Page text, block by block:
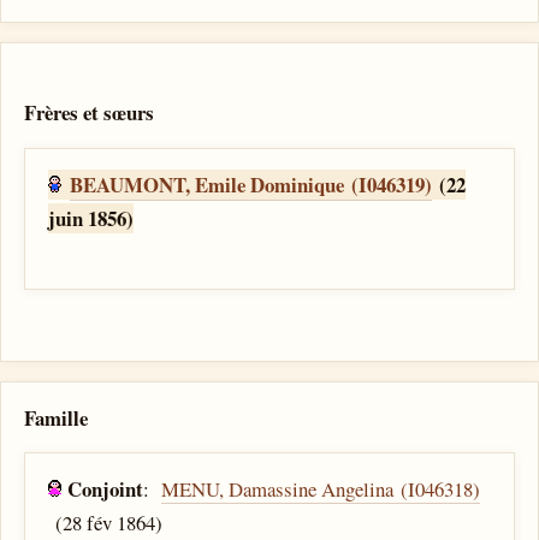
Frères et sœurs
BEAUMONT, Emile Dominique (I046319) (22
juin 1856)
Famille
Conjoint:MENU, Damassine Angelina (I046318)
(28 fév 1864)